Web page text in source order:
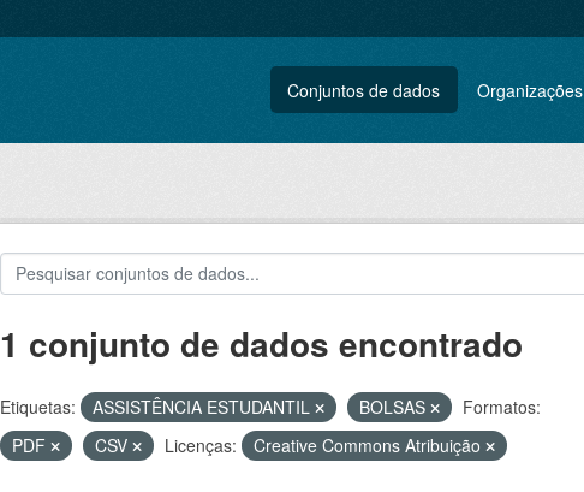
Conjuntos de dados Organizações
1 conjunto de dados encontrado
Etiquetas: ASSISTÊNCIA ESTUDANTIL BOLSAS
Formatos:
PDF
CSV Licenças: Creative Commons Atribuição